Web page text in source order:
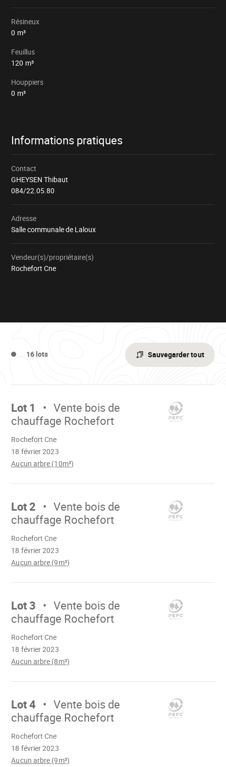
Résineux
0 m³
Feuillus
120 m³
Houppiers
0 m³
Informations pratiques
Contact
GHEYSEN Thibaut
084/22.05.80
Adresse
Salle communale de Laloux
Vendeur(s)/propriétaire(s)
Rochefort Cne
16 lots Sauvegarder tout
Aller
Lot 1
Vente bois de
chauffage Rochefort
18 février 2023
Rochefort Cne
Aucun arbre (10m³)
Aller
Lot 2
Vente bois de
chauffage Rochefort
18 février 2023
Rochefort Cne
Aucun arbre (9m³)
Aller
Lot 3
Vente bois de
chauffage Rochefort
18 février 2023
Rochefort Cne
Aucun arbre (8m³)
Aller
Lot 4
Vente bois de
chauffage Rochefort
18 février 2023
Rochefort Cne
Aucun arbre (9m³)